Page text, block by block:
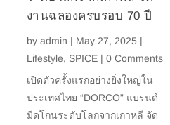
งานฉลองครบรอบ 70 ปี
by admin | May 27, 2025|
Lifestyle, SPICE| 0 Comments
เปิดตัวครั้งแรกอย่างยิ่งใหญ่ใน
ประเทศไทย “DORCO” แบรนด์
มีดโกนระดับโลกจากเกาหลี จัด